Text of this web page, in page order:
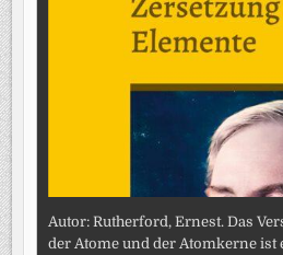
Autor: Rutherford, Ernest. Das
der Atome und der Atomkerne ist